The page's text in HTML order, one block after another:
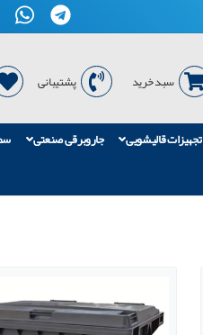
سبد خرید پشتیبانی
تجهیزات قالیشویی جاروبرقی صنعتی